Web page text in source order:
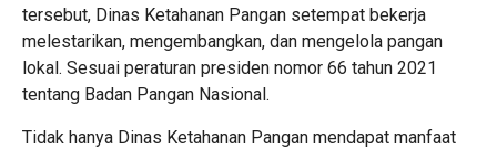
tersebut, Dinas Ketahanan Pangan setempat bekerja
melestarikan, mengembangkan, dan mengelola pangan
lokal. Sesuai peraturan presiden nomor 66 tahun 2021
tentang Badan Pangan Nasional.
Tidak hanya Dinas Ketahanan Pangan mendapat manfaat